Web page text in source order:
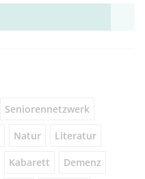
Seniorennetzwerk
Natur Literatur
Kabarett Demenz